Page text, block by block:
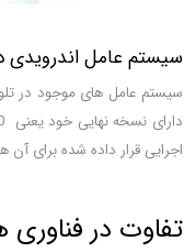
سیستم عامل اندرویدی
سیستم عامل های موجود در
اجرایی قرار داده شده برای آن ها 2 گیگابایت می باشد و حافظه کلی هردو نوع تلویزیون نیز 16 گیگابایت
تفاوت در